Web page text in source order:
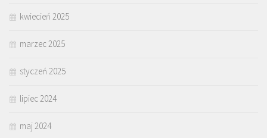
kwiecień 2025
marzec 2025
styczeń 2025
lipiec 2024
maj 2024